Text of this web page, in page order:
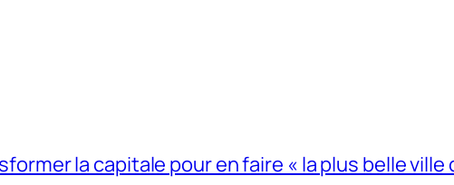
la capitale pour en faire « la plus belle